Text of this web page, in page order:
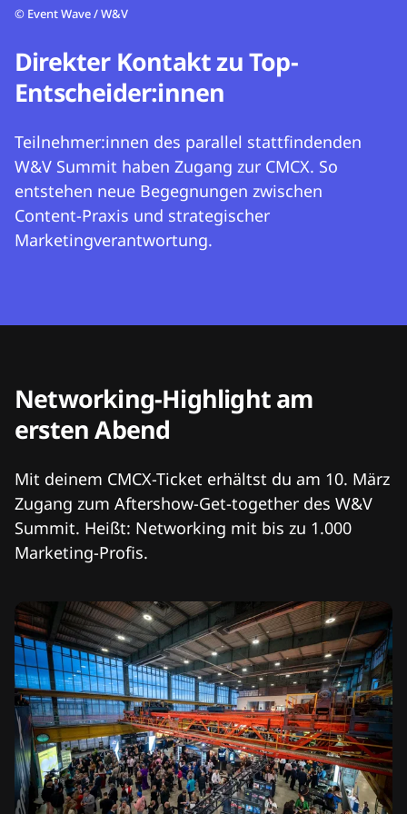
© Event Wave / W&V
Direkter Kontakt zu Top-
Entscheider:innen
Teilnehmer:innen des parallel stattfindenden
W&V Summit haben Zugang zur CMCX. So
entstehen neue Begegnungen zwischen
Content-Praxis und strategischer
Marketingverantwortung.
Networking-Highlight am
ersten Abend
Mit deinem CMCX-Ticket erhältst du am 10. März
Zugang zum Aftershow-Get-together des W&V
Summit. Heißt: Networking mit bis zu 1.000
Marketing-Profis.